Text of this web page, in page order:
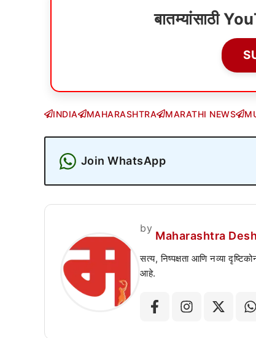
बातम्यांसाठी
INDIA MAHARASHTRA MARATHI NEWS
Join WhatsApp
by
Maharashtra
सत्य, निष्पक्षता आणि नव्या
आहे.